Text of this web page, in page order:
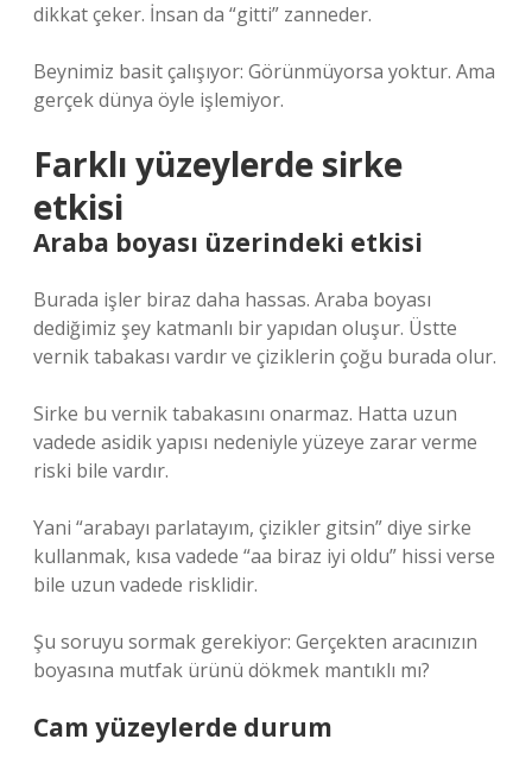
dikkat çeker. İnsan da “gitti” zanneder.
Beynimiz basit çalışıyor: Görünmüyorsa yoktur. Ama
gerçek dünya öyle işlemiyor.
Farklı yüzeylerde sirke
etkisi
Araba boyası üzerindeki etkisi
Burada işler biraz daha hassas. Araba boyası
dediğimiz şey katmanlı bir yapıdan oluşur. Üstte
vernik tabakası vardır ve çiziklerin çoğu burada olur.
Sirke bu vernik tabakasını onarmaz. Hatta uzun
vadede asidik yapısı nedeniyle yüzeye zarar verme
riski bile vardır.
Yani “arabayı parlatayım, çizikler gitsin” diye sirke
kullanmak, kısa vadede “aa biraz iyi oldu” hissi verse
bile uzun vadede risklidir.
Şu soruyu sormak gerekiyor: Gerçekten aracınızın
boyasına mutfak ürünü dökmek mantıklı mı?
Cam yüzeylerde durum